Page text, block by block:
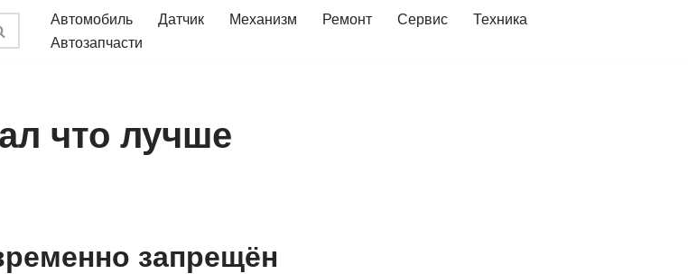
Автомобиль Датчик Механизм Ремонт Сервис
Техника
Автозапчасти
что лучше
запрещён